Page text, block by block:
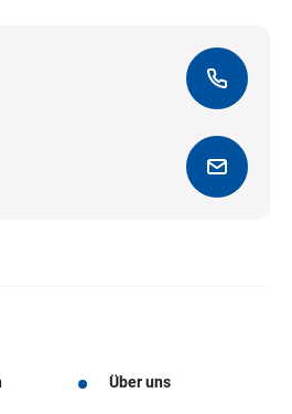
erhalten
Über uns